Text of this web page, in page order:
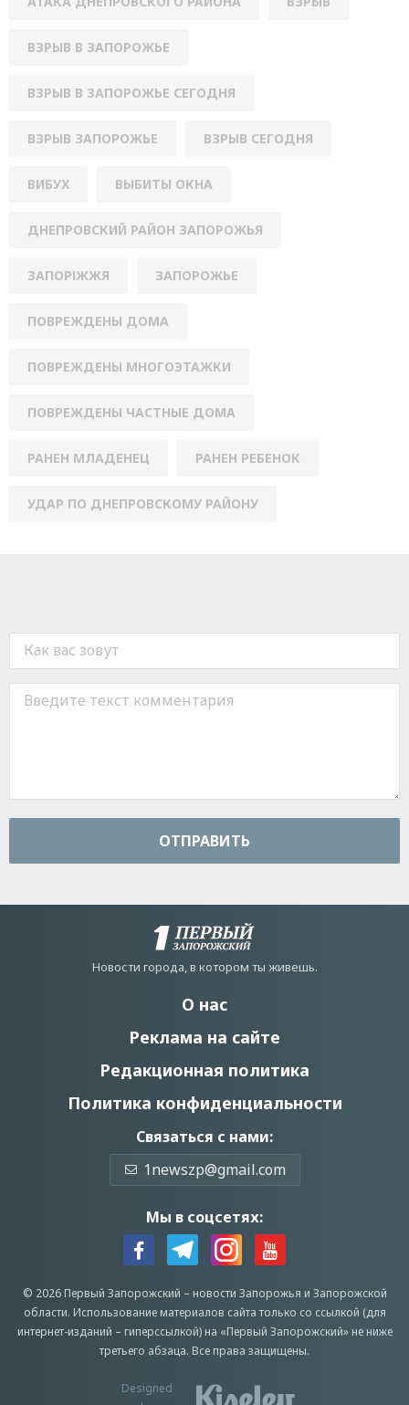
ВЗРЫВ В ЗАПОРОЖЬЕ
ВЗРЫВ В ЗАПОРОЖЬЕ СЕГОДНЯ
ВЗРЫВ ЗАПОРОЖЬЕ ВЗРЫВ СЕГОДНЯ
ВИБУХ ВЫБИТЫ ОКНА
ДНЕПРОВСКИЙ РАЙОН ЗАПОРОЖЬЯ
ЗАПОРІЖЖЯ ЗАПОРОЖЬЕ
ПОВРЕЖДЕНЫ ДОМА
ПОВРЕЖДЕНЫ МНОГОЭТАЖКИ
ПОВРЕЖДЕНЫ ЧАСТНЫЕ ДОМА
РАНЕН МЛАДЕНЕЦ РАНЕН РЕБЕНОК
УДАР ПО ДНЕПРОВСКОМУ РАЙОНУ
ОТПРАВИТЬ
Новости города, в котором ты живешь.
О нас
Реклама на сайте
Редакционная политика
Политика конфиденциальности
Связаться с нами:
1newszp@gmail.com
Мы в соцсетях:
© 2026 Первый Запорожский – новости Запорожья и Запорожской
области. Использование материалов сайта только со ссылкой (для
интернет-изданий – гиперссылкой) на «Первый Запорожский» не ниже
третьего абзаца. Все права защищены.
Designed